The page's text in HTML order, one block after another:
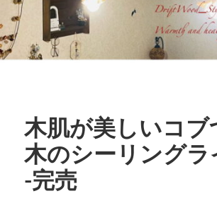
木肌が美しいコブ
木のシーリングラ
-完売